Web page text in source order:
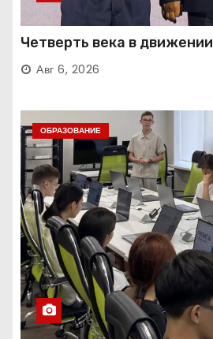
Четверть века в движении
Авг 6, 2026
ОБРАЗОВАНИЕ